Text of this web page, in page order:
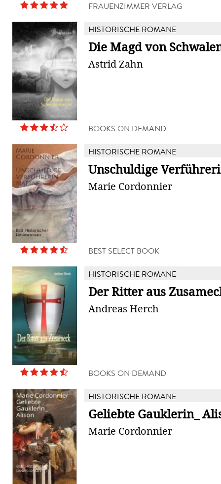
FRAUENZIMMER VERLAG
HISTORISCHE ROMANE
Die Magd von
Astrid Zahn
BOOKS ON DEMAND
HISTORISCHE ROMANE
Unschuldige
Marie Cordonnier
BEST SELECT BOOK
HISTORISCHE ROMANE
Der Ritter aus
Andreas Herch
BOOKS ON DEMAND
HISTORISCHE ROMANE
Geliebte Gauklerin_
Marie Cordonnier